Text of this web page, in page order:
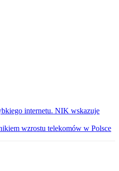
internetu. NIK wskazuje
wzrostu telekomów w Polsce